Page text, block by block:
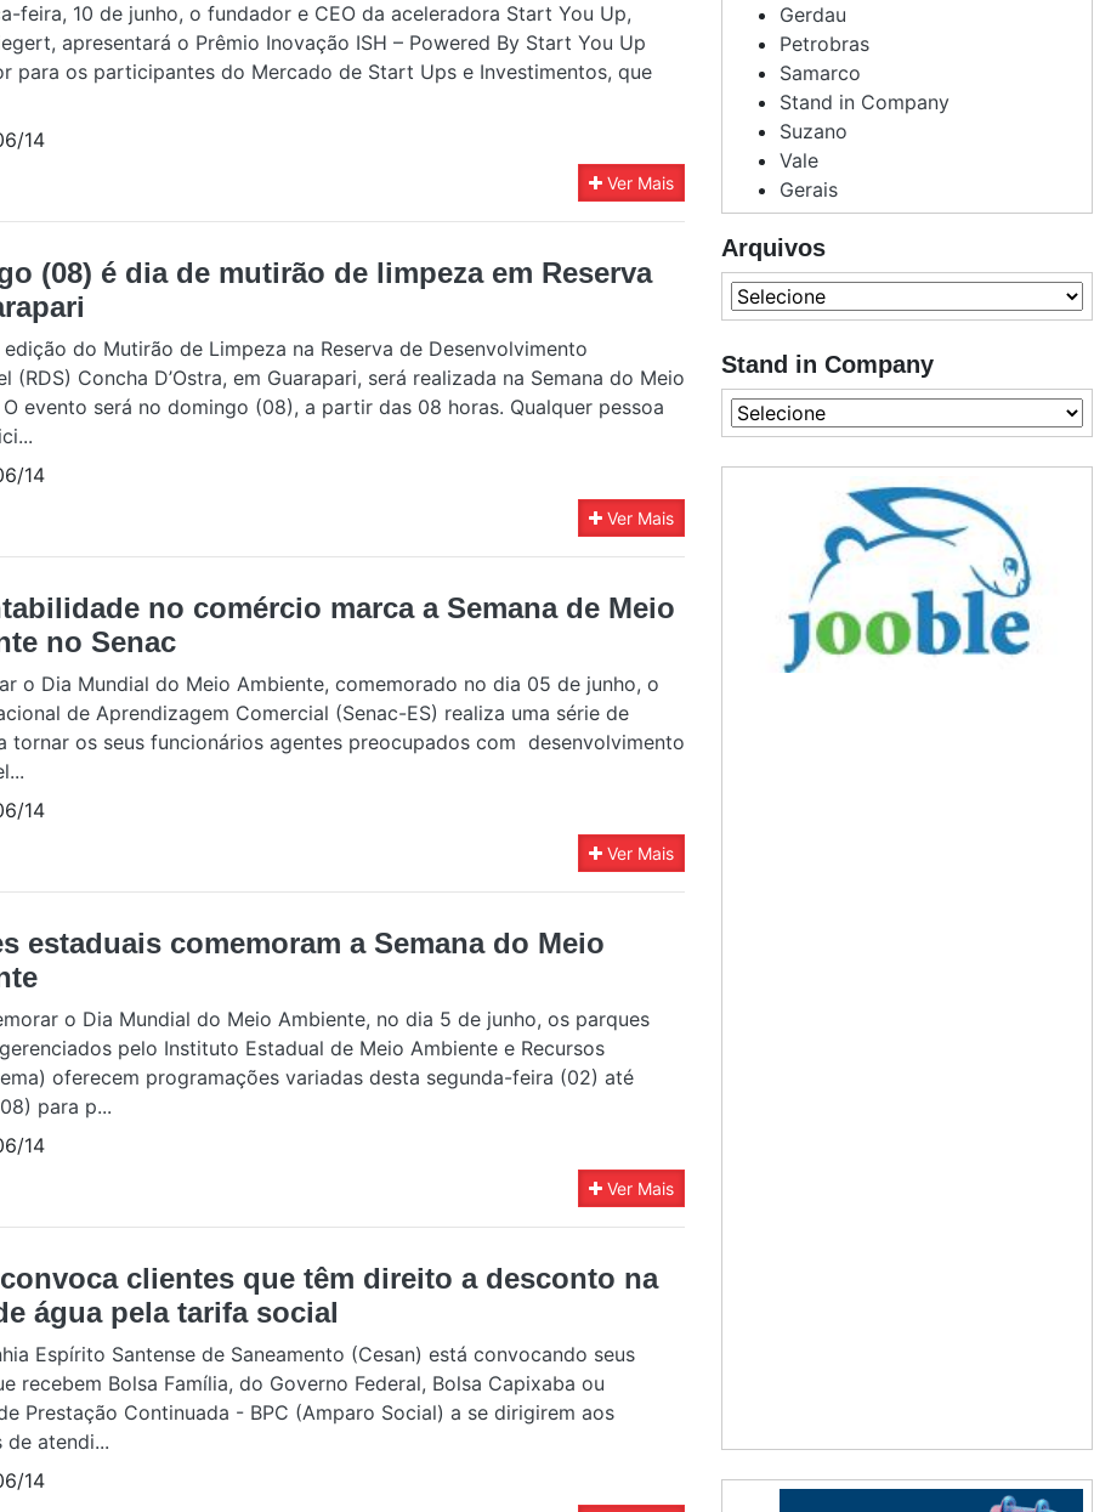
feira, 10 de junho, o fundador e CEO da aceleradora Start You Up,
apresentará o Prêmio Inovação ISH – Powered By Start You Up
para os participantes do Mercado de Start Ups e Investimentos, que
14
Ver Mais
(08) é dia de mutirão de limpeza em Reserva
edição do Mutirão de Limpeza na Reserva de Desenvolvimento
(RDS) Concha D’Ostra, em Guarapari, será realizada na Semana do Meio
evento será no domingo (08), a partir das 08 horas. Qualquer pessoa
14
Ver Mais
no comércio marca a Semana de Meio
no Senac
o Dia Mundial do Meio Ambiente, comemorado no dia 05 de junho, o
de Aprendizagem Comercial (Senac-ES) realiza uma série de
tornar os seus funcionários agentes preocupados com desenvolvimento
14
Ver Mais
estaduais comemoram a Semana do Meio
o Dia Mundial do Meio Ambiente, no dia 5 de junho, os parques
pelo Instituto Estadual de Meio Ambiente e Recursos
oferecem programações variadas desta segunda-feira (02) até
para p...
14
Ver Mais
clientes que têm direito a desconto na
água pela tarifa social
Espírito Santense de Saneamento (Cesan) está convocando seus
recebem Bolsa Família, do Governo Federal, Bolsa Capixaba ou
Prestação Continuada - BPC (Amparo Social) a se dirigirem aos
atendi...
14
Gerdau
Petrobras
Samarco
Stand in Company
Suzano
Vale
Gerais
Arquivos
Stand in Company